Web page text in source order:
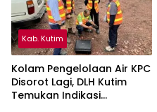
Kab. Kutim
Kolam Pengelolaan Air KPC
Disorot Lagi, DLH Kutim
Temukan Indikasi